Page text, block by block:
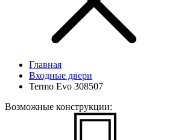
Главная
Входные двери
Termo Evo 308507
Возможные конструкции: